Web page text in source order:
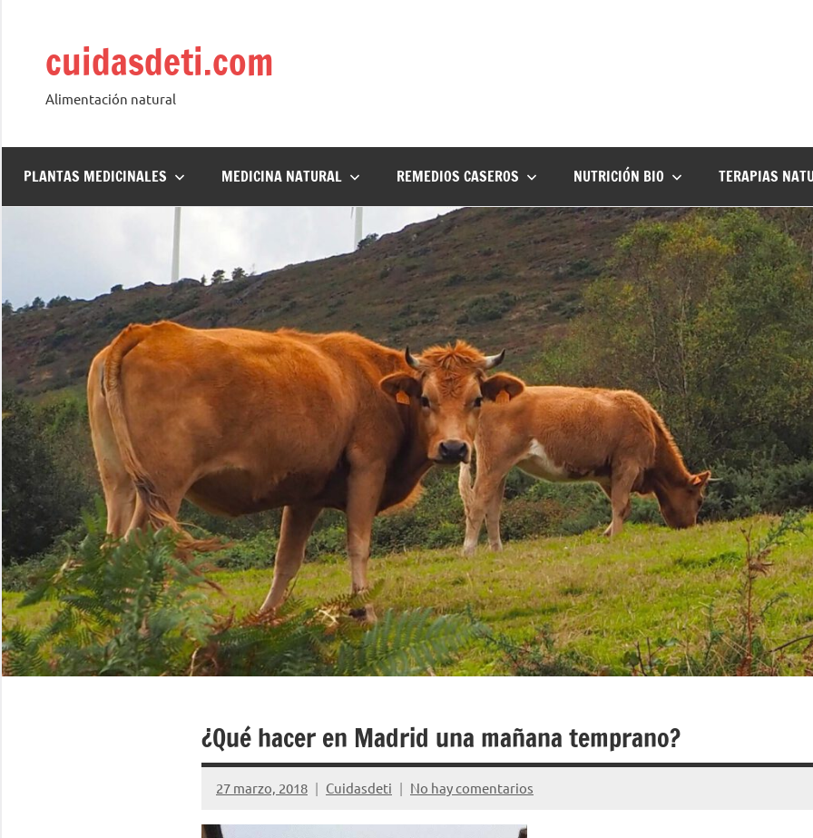
contenidocuidasdeti.com
Alimentación natural
PLANTAS MEDICINALES MEDICINA NATURAL REMEDIOS CASEROS NUTRICIÓN BIO TERAPIAS
¿Qué hacer en Madrid una mañana temprano?
27 marzo, 2018 Cuidasdeti No hay comentarios